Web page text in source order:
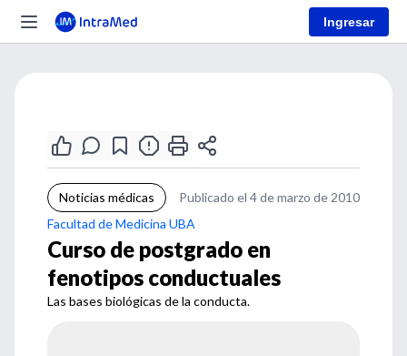
Ingresar
Noticias médicas
Publicado el 4 de marzo de 2010
Facultad de Medicina UBA
Curso de postgrado en
fenotipos conductuales
Las bases biológicas de la conducta.